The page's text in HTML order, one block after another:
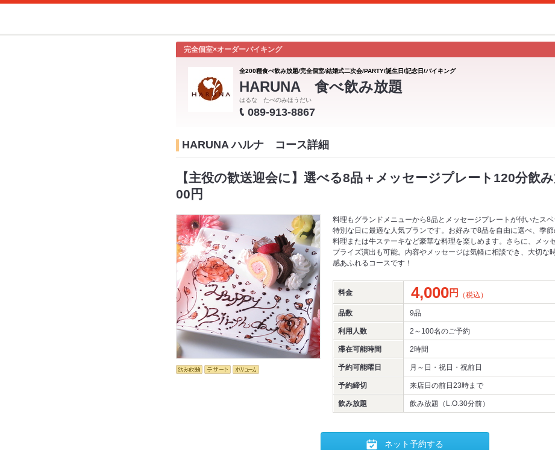
完全個室×オーダーバイキング
全200種食べ飲み放題/完全個室/結婚式二次会/PARTY/誕生日/記念日/バイキング
HARUNA 食べ飲み放題
はるな たべのみほうだい
089-913-8867
HARUNA ハルナ コース詳細
【主役の歓送迎会に】選べる8品＋メッセージプレート120分飲
00円
料理もグランドメニューから8品とメッセージプレートが付いたス
特別な日に最適な人気プランです。お好みで8品を自由に選べ、季
料理または牛ステーキなど豪華な料理を楽しめます。さらに、メッ
プライズ演出も可能。内容やメッセージは気軽に相談でき、大切な
感あふれるコースです！
料金 4,000円 （税込）
品数 9品
利用人数 2～100名のご予約
滞在可能時間 2時間
予約可能曜日 月～日・祝日・祝前日
予約締切 来店日の前日23時まで
飲み放題 飲み放題（L.O.30分前）
ネット予約する